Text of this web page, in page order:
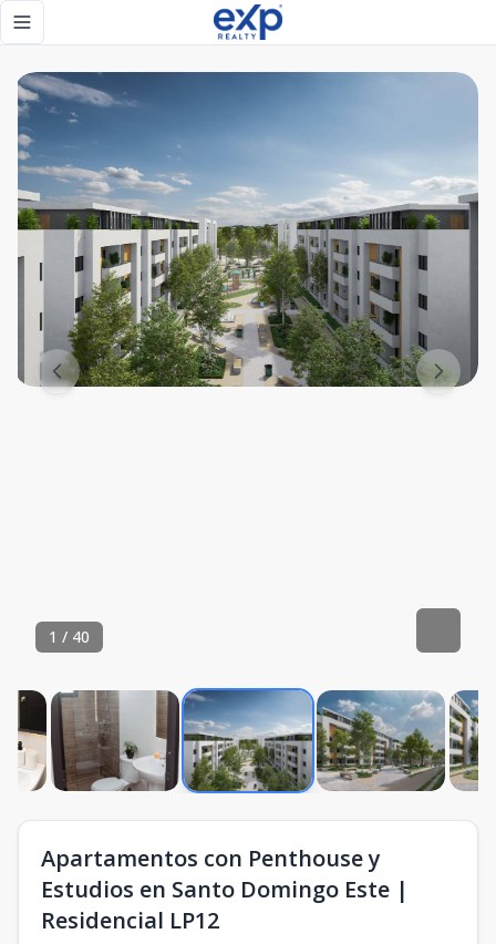
Toggle navigation menu
1 / 40
Apartamentos con Penthouse y
Estudios en Santo Domingo Este |
Residencial LP12
Apartamentos con Penthouse y Estudios en Santo